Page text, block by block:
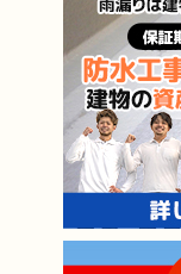
防水工
と、ホ
感謝し
本当に
た。